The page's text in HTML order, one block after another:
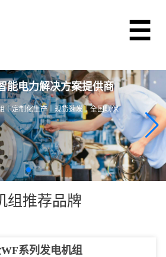
能电力解决方案提供商
｜定制化生产｜现货速发｜全国联保
组推荐品牌
系列发电机组